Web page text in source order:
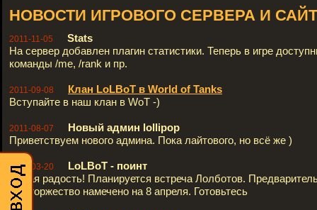
НОВОСТИ ИГРОВОГО СЕРВЕРА И
2011-11-05
Stats
На сервер добавлен плагин статистики. Теперь в игре
команды /me, /rank и пр.
2011-09-08
Клан LoLBoT в World of Tanks
Вступайте в наш клан в WoT -)
2011-08-07
Новый админ lollipop
Приветствуем нового админа. Пока лайтового, но всё же )
2011-03-20
LoLBoT - поинт
Новая радость! Планируется встреча Лолботов.
сие торжество намечено на 8 апреля. Готовьтесь